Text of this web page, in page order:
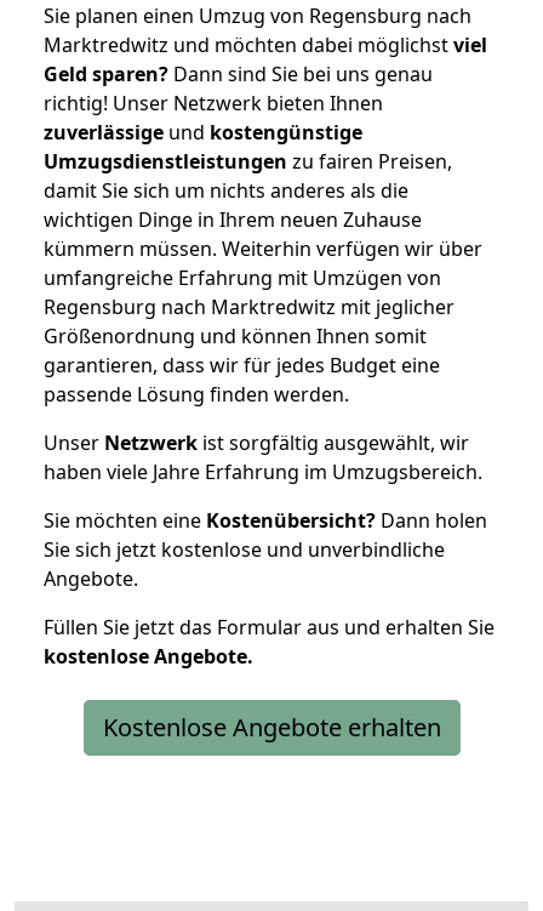
Sie planen einen Umzug von Regensburg nach
Marktredwitz und möchten dabei möglichstviel
Geld sparen? Dann sind Sie bei uns genau
richtig! Unser Netzwerk bieten Ihnen
zuverlässige und kostengünstige
Umzugsdienstleistungen zu fairen Preisen,
damit Sie sich um nichts anderes als die
wichtigen Dinge in Ihrem neuen Zuhause
kümmern müssen. Weiterhin verfügen wir über
umfangreiche Erfahrung mit Umzügen von
Regensburg nach Marktredwitz mit jeglicher
Größenordnung und können Ihnen somit
garantieren, dass wir für jedes Budget eine
passende Lösung finden werden.
Unser Netzwerk ist sorgfältig ausgewählt, wir
haben viele Jahre Erfahrung im Umzugsbereich.
Sie möchten eine Kostenübersicht? Dann holen
Sie sich jetzt kostenlose und unverbindliche
Angebote.
Füllen Sie jetzt das Formular aus und erhalten Sie
kostenloseAngebote.
Kostenlose Angebote erhalten